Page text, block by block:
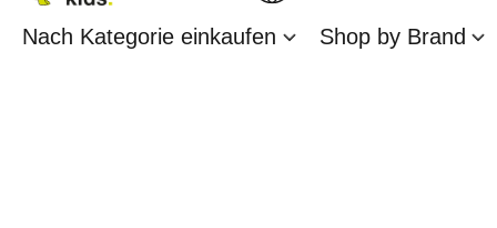
Nach Kategorie einkaufen Shop by Brand